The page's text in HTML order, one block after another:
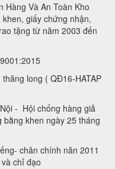
Hàng Và An Toàn Kho
giấy chứng nhận,
tặng từ năm 2003 đến
long ( QĐ16-HATAP
- Hội chống hàng giả
khen ngày 25 tháng
chân chính năn 2011
chỉ đạo